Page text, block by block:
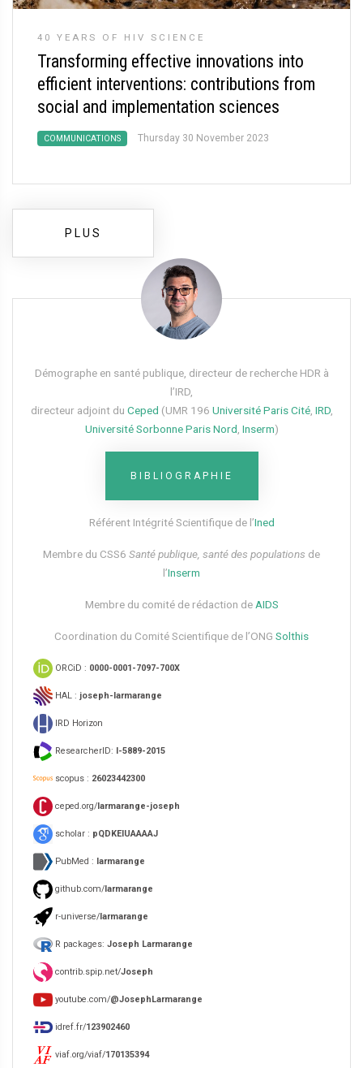
40 YEARS OF HIV SCIENCE
Transforming effective innovations into
efficient interventions: contributions from
social and implementation sciences
COMMUNICATIONS Thursday 30 November 2023
PLUS
Démographe en santé publique, directeur de recherche HDR à
l’IRD,
directeur adjoint du Ceped (UMR 196 Université Paris Cité, IRD,
Université Sorbonne Paris Nord Inserm)
BIBLIOGRAPHIE
Référent Intégrité Scientifique de l’Ined
Membre du CSS6​ Santé publique, santé des populations de
l’Inserm
Membre du comité de rédaction de AIDS
Coordination du Comité Scientifique de l’ONG Solthis
ORCiD : 0000-0001-7097-700X
HAL : joseph-larmarange
IRD Horizon
ResearcherID: I-5889-2015
scopus : 26023442300
ceped.org/larmarange-joseph
scholar : pQDKEIUAAAAJ
PubMed : larmarange
github.com/larmarange
r-universe/larmarange
R packages: Joseph Larmarange
contrib.spip.net/Joseph
youtube.com/@JosephLarmarange
idref.fr/123902460
viaf.org/viaf/170135394